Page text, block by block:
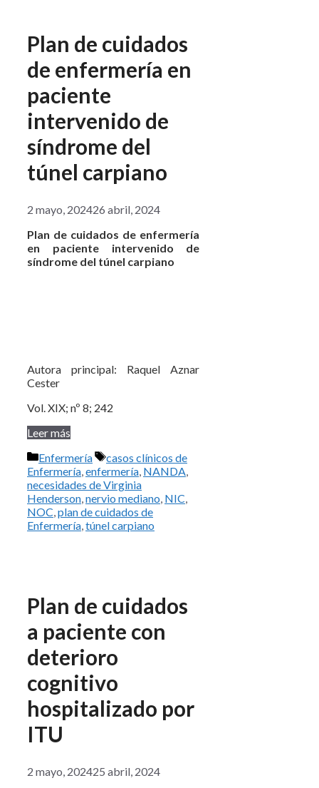
Plan de cuidados
de enfermería en
paciente
intervenido de
síndrome del
túnel carpiano
2 mayo, 202426 abril, 2024
Plan de cuidados de enfermería
en paciente intervenido de
síndrome del túnel carpiano
Autora principal: Raquel Aznar
Cester
Vol. XIX; nº 8; 242
Leer más
Categorías
Enfermería Etiquetas
casos clínicos de
Enfermería,enfermería, NANDA,
necesidades de Virginia
Henderson,nervio mediano, NIC,
NOC,plan de cuidados de
Enfermería,túnel carpiano
Plan de cuidados
a paciente con
deterioro
cognitivo
hospitalizado por
ITU
2 mayo, 202425 abril, 2024